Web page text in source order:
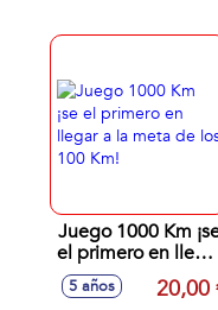
Juego 1000 Km
el primero en llegar
a la meta de los
100 Km!
5 años 20,00